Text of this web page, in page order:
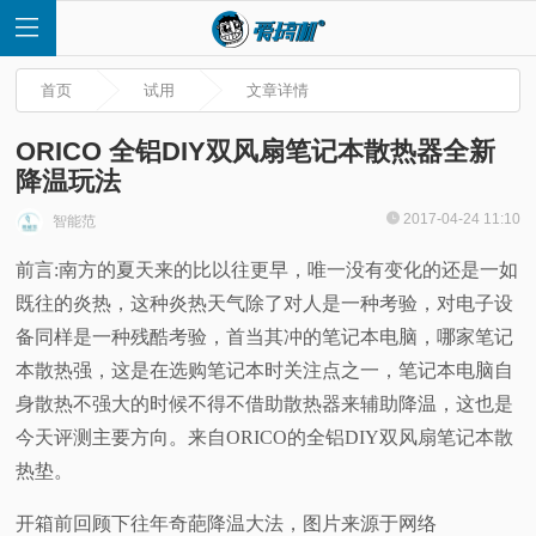
首
页
快
讯
测
首页 试用 文章详情
ORICO 全铝DIY双风扇笔记本散热器全新
降温玩法
智能范 2017-04-24 11:10
前言:南方的夏天来的比以往更早，唯一没有变化的还是一如
既往的炎热，这种炎热天气除了对人是一种考验，对电子设
备同样是一种残酷考验，首当其冲的笔记本电脑，哪家笔记
本散热强，这是在选购笔记本时关注点之一，笔记本电脑自
身散热不强大的时候不得不借助散热器来辅助降温，这也是
今天评测主要方向。来自ORICO的全铝DIY双风扇笔记本散
热垫。
开箱前回顾下往年奇葩降温大法，图片来源于网络